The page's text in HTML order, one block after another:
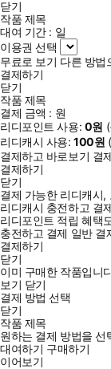
“법은 차갑다. 그
‘세상에서 가장 친
생의 마지막 페이
★ 『어떤 양형 이
40년 가까운 세월
크 카프리오 판사
이 전해지자 전 세
서도 그의 삶과 판
에도 그가 끝내 놓
올린 세상을 바라
책은 그가 죽기 전
수 없는 그의 따뜻
그는 법정을 생중
다(Caught in
닫기
작품 제목
대여 기간 : 일
이용권 선택
무료로 보기 다른 방법
결제하기
닫기
작품 제목
결제 금액 : 원
리디포인트 사용: 0원 (
리디캐시 사용:100원 (
결제하고 바로보기 결
결제하기
닫기
결제 가능한 리디캐시,
리디캐시 충전하고 결
리디포인트 적립 혜택
충전하고 결제 일반 결
결제하기
닫기
이미 구매한 작품입니
보기 닫기
결제 방법 선택
닫기
작품 제목
원하는 결제 방법을 선
대여하기 구매하기
이어보기